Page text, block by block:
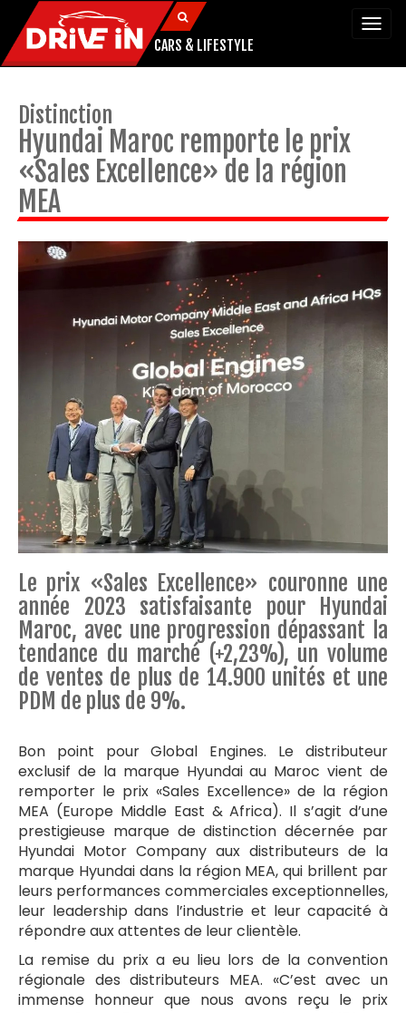
CARS & LIFESTYLE
Distinction
Hyundai Maroc remporte le prix
«Sales Excellence» de la région
MEA
Le prix «Sales Excellence» couronne une
année 2023 satisfaisante pour Hyundai
Maroc, avec une progression dépassant la
tendance du marché (+2,23%), un volume
de ventes de plus de 14.900 unités et une
PDM de plus de 9%.
Bon point pour Global Engines. Le distributeur
exclusif de la marque Hyundai au Maroc vient de
remporter le prix «Sales Excellence» de la région
MEA (Europe Middle East & Africa). Il s’agit d’une
prestigieuse marque de distinction décernée par
Hyundai Motor Company aux distributeurs de la
marque Hyundai dans la région MEA, qui brillent par
leurs performances commerciales exceptionnelles,
leur leadership dans l’industrie et leur capacité à
répondre aux attentes de leur clientèle.
La remise du prix a eu lieu lors de la convention
régionale des distributeurs MEA. «C’est avec un
immense honneur que nous avons reçu le prix